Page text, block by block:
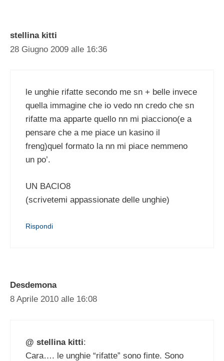
stellina kitti
28 Giugno 2009 alle 16:36
le unghie rifatte secondo me sn + belle invece
quella immagine che io vedo nn credo che sn
rifatte ma apparte quello nn mi piacciono(e a
pensare che a me piace un kasino il
freng)quel formato la nn mi piace nemmeno
un po’.
UN BACIO8
(scrivetemi appassionate delle unghie)
Rispondi
Desdemona
8 Aprile 2010 alle 16:08
@ stellina kitti:
Cara…. le unghie “rifatte” sono finte. Sono